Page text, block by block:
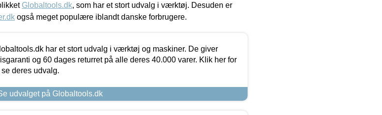
Globaltools.dk, som har et stort udvalg i værktøj. Desuden er
også meget populære iblandt danske forbrugere.
har et stort udvalg i værktøj og maskiner. De giver
og 60 dages returret på alle deres 40.000 varer. Klik her for
se deres udvalg.
udvalget på Globaltools.dk